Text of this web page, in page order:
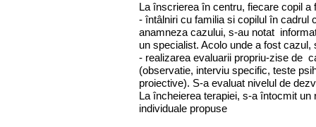
La înscrierea în centru, fiecare copil
- întâlniri cu familia si copilul în cadrul
anamneza cazului, s-au notat
un specialist. Acolo unde a fost
- realizarea evaluarii propriu-zise de
(observatie, interviu specific, teste
proiective). S-a evaluat nivelul de
La încheierea terapiei, s-a întocmit
individuale propuse